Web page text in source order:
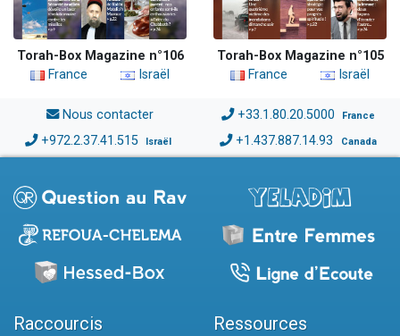
Torah-Box Magazine n°106
France
Israël
Torah-Box Magazine n°105
France
Israël
Nous contacter +33.1.80.20.5000 France
+972.2.37.41.515 Israël +1.437.887.14.93 Canada
Raccourcis Ressources